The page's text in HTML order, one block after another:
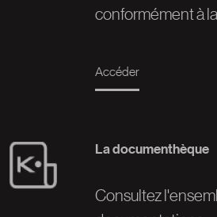
conformément à
Accéder
Image La documenthèque
Consultez